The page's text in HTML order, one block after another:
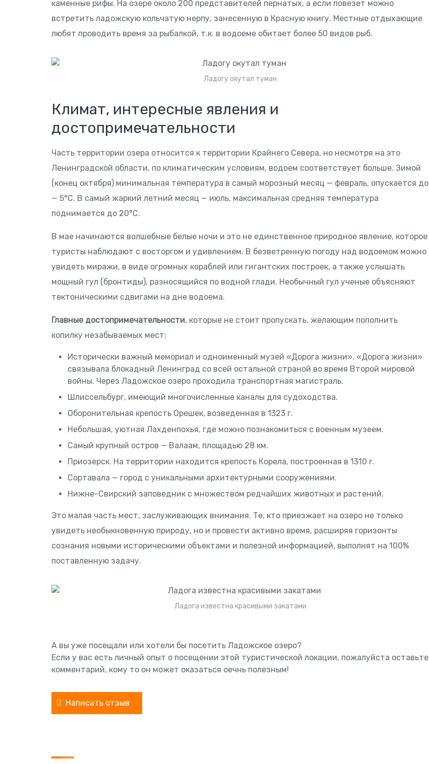
каменные рифы. На озере около 200 представителей пернатых, а если повезет можно
встретить ладожскую кольчатую нерпу, занесенную в Красную книгу. Местные отдыхающие
любят проводить время за рыбалкой, т.к. в водоеме обитает более 50 видов рыб.
Ладогу окутал туман
Климат, интересные явления и
достопримечательности
Часть территории озера относится к территории Крайнего Севера, но несмотря на это
Ленинградской области, по климатическим условиям, водоем соответствует больше. Зимой
(конец октября) минимальная температура в самый морозный месяц — февраль, опускается до
— 5°С. В самый жаркий летний месяц — июль, максимальная средняя температура
поднимается до 20°С.
В мае начинаются волшебные белые ночи и это не единственное природное явление, которое
туристы наблюдают с восторгом и удивлением. В безветренную погоду над водоемом можно
увидеть миражи, в виде огромных кораблей или гигантских построек, а также услышать
мощный гул (бронтиды), разносящийся по водной глади. Необычный гул ученые объясняют
тектоническими сдвигами на дне водоема.
Главные достопримечательности, которые не стоит пропускать, желающим пополнить
копилку незабываемых мест:
Исторически важный мемориал и одноименный музей «Дорога жизни». «Дорога жизни»
связывала блокадный Ленинград со всей остальной страной во время Второй мировой
войны. Через Ладожское озеро проходила транспортная магистраль.
Шлиссельбург, имеющий многочисленные каналы для судоходства.
Оборонительная крепость Орешек, возведенная в 1323 г.
Небольшая, уютная Лахденпохья, где можно познакомиться с военным музеем.
Самый крупный остров — Валаам, площадью 28 км.
Приозерск. На территории находится крепость Корела, построенная в 1310 г.
Сортавала — город с уникальными архитектурными сооружениями.
Нижне-Свирский заповедник с множеством редчайших животных и растений.
Это малая часть мест, заслуживающих внимания. Те, кто приезжает на озеро не только
увидеть необыкновенную природу, но и провести активно время, расширяя горизонты
сознания новыми историческими объектами и полезной информацией, выполнят на 100%
поставленную задачу.
Ладога известна красивыми закатами
А вы уже посещали или хотели бы посетить Ладожское озеро?
Если у вас есть личный опыт о посещении этой туристической локации, пожалуйста оставьте
комментарий, кому то он может оказаться оечнь полезным!
Написать отзыв